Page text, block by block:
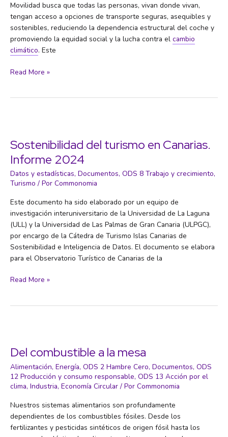
Movilidad busca que todas las personas, vivan donde vivan,
tengan acceso a opciones de transporte seguras, asequibles y
sostenibles, reduciendo la dependencia estructural del coche y
promoviendo la equidad social y la lucha contra el cambio
climático. Este
Resumen
para
movernos
mejor
Read More »
Sostenibilidad del turismo en Canarias.
Informe 2024
Datos y estadísticas, Documentos, ODS 8 Trabajo y crecimiento,
Turismo / Por Commonomia
Este documento ha sido elaborado por un equipo de
investigación interuniversitario de la Universidad de La Laguna
(ULL) y la Universidad de Las Palmas de Gran Canaria (ULPGC),
por encargo de la Cátedra de Turismo Islas Canarias de
Sostenibilidad e Inteligencia de Datos. El documento se elabora
para el Observatorio Turístico de Canarias de la
Sostenibilidad
2024
Read More »
Del combustible a la mesa
Alimentación, Energía, ODS 2 Hambre Cero, Documentos, ODS
12 Producción y consumo responsable, ODS 13 Acción por el
clima, Industria, Economía Circular / Por Commonomia
Nuestros sistemas alimentarios son profundamente
dependientes de los combustibles fósiles. Desde los
fertilizantes y pesticidas sintéticos de origen fósil hasta los